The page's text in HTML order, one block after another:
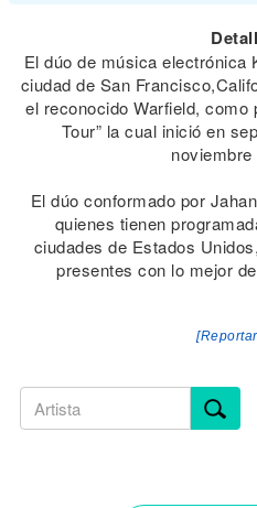
El dúo de música electrónica
ciudad de San
el reconocido Warfield, como
Tour” la cual inició en
noviembre
El dúo conformado por
quienes tienen
ciudades de Estados
presentes con lo mejor